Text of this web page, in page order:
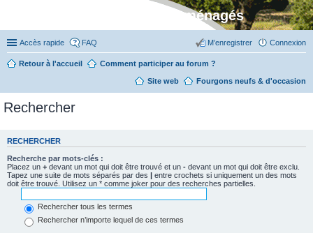
Stylevan - Vans aménagés
Accès rapide FAQ Connexion
M’enregistrer
Retour à l'accueil Comment participer au forum ?
Fourgons neufs & d'occasion
Site web
Rechercher
RECHERCHER
Recherche par mots-clés :
Placez un + devant un mot qui doit être trouvé et un - devant un mot qui doit être exclu.
Tapez une suite de mots séparés par des | entre crochets si uniquement un des mots
doit être trouvé. Utilisez un * comme joker pour des recherches partielles.
Rechercher tous les termes
Rechercher n’importe lequel de ces termes